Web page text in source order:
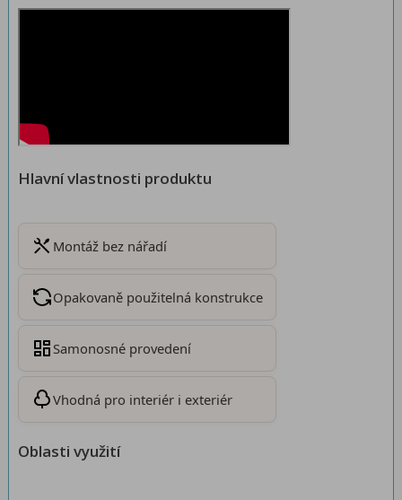
Hlavní vlastnosti produktu
Montáž bez nářadí
Opakovaně použitelná konstrukce
Samonosné provedení
Vhodná pro interiér i exteriér
Oblasti využití